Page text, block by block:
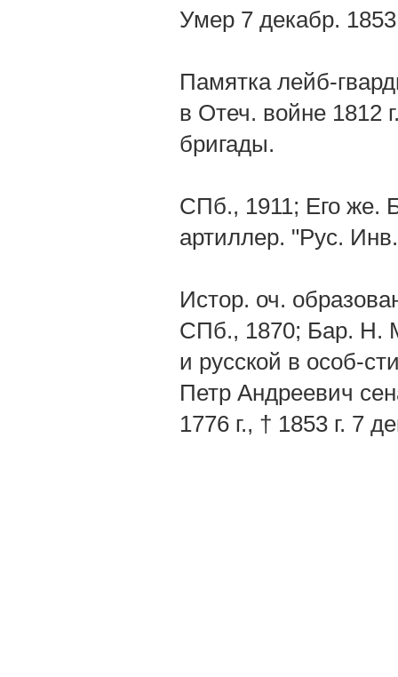
Умер 7 декабр.
Памятка лейб-
в Отеч. войне 1812
бригады.
СПб., 1911; Его же.
артиллер. "Рус.
Истор. оч.
СПб., 1870; Бар. Н.
и русской в особ-
Петр Андреевич
1776 г., † 1853 г. 7